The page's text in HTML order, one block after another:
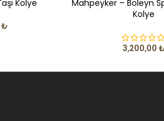
Kolye
₺
Mahpeyker – Boleyn
Kolye
3,200,00 ₺